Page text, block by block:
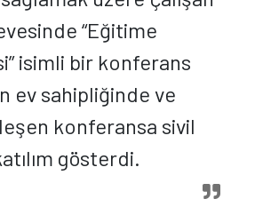
“Eğitime
isimli bir konferans
ev sahipliğinde ve
konferansa sivil
gösterdi.